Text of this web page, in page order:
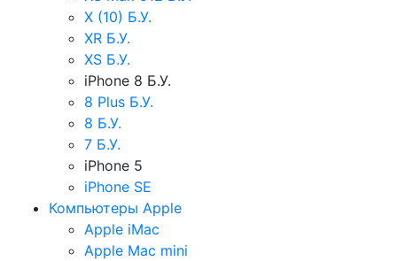
X (10) Б.У.
XR Б.У.
XS Б.У.
iPhone 8 Б.У.
8 Plus Б.У.
8 Б.У.
7 Б.У.
iPhone 5
iPhone SE
Компьютеры Apple
Apple iMac
Apple Mac mini